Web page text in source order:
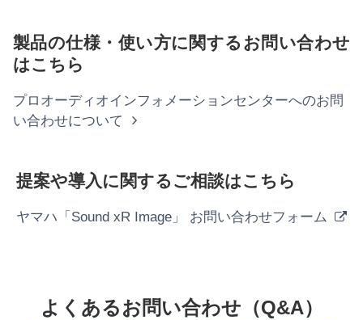
製品の仕様・使い方に関するお問い合わせ
はこちら
プロオーディオインフォメーションセンターへのお問
い合わせについて
提案や導入に関するご相談はこちら
ヤマハ「Sound xR Image」 お問い合わせフォーム
よくあるお問い合わせ（Q&A）